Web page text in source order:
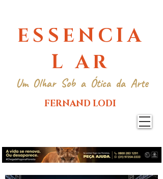
ESSENCIA
L AR
Um Olhar Sob a Ótica da Arte
FERNAND LODI